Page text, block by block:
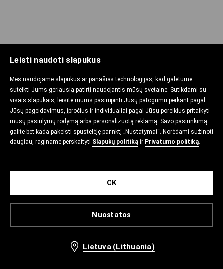
Leisti naudoti slapukus
Mes naudojame slapukus ar panašias technologijas, kad galėtume
suteikti Jums geriausią patirtį naudojantis mūsų svetaine. Sutikdami su
visais slapukais, leisite mums pasirūpinti Jūsų patogumu perkant pagal
Jūsų pageidavimus, įpročius ir individualiai pagal Jūsų poreikius pritaikyti
mūsų pasiūlymų rodymą arba personalizuotą reklamą. Savo pasirinkimą
galite bet kada pakeisti spustelėję parinktį „Nustatymai“. Norėdami sužinoti
daugiau, raginame perskaityti Slapukų politiką ir Privatumo politiką.
Nuostatos
OK
Lietuva (Lithuania)